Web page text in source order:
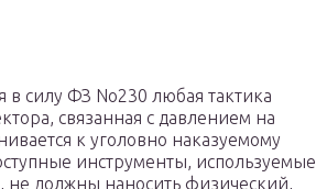
в силу ФЗ No230 любая тактика
связанная с давлением на
к уголовно наказуемому
инструменты, используемые
не должны наносить физический,